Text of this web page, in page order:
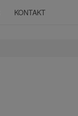
KONTAKT